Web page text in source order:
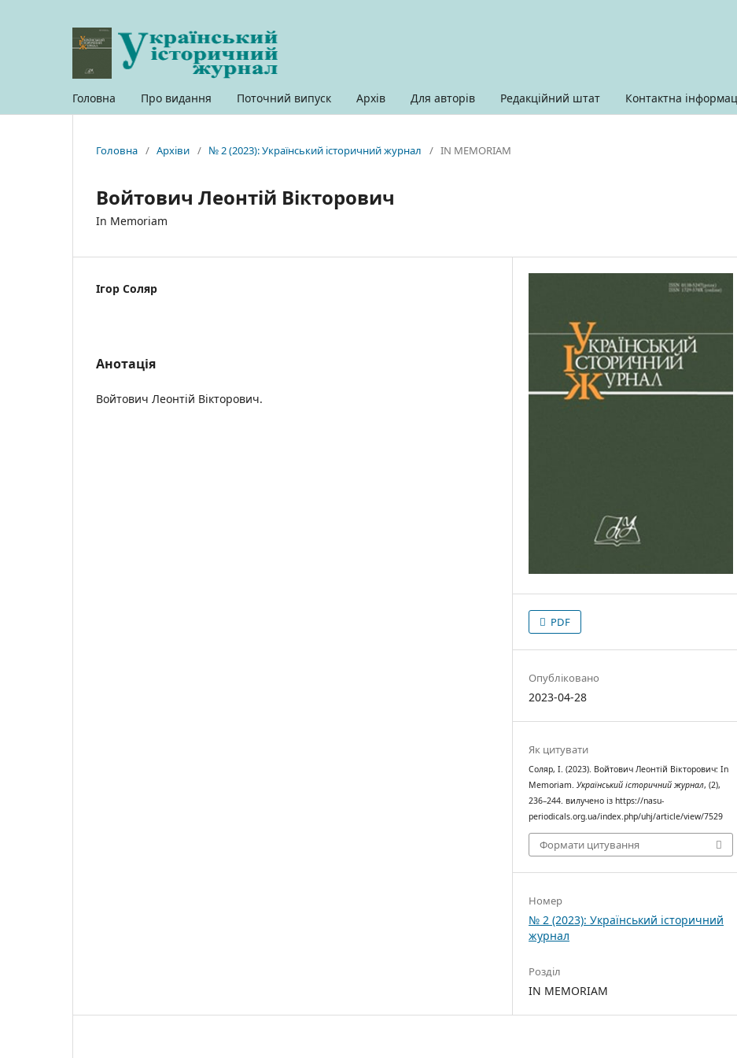
Головна Про видання Поточний випуск Архів Для авторів Редакційний штат Контактна
Головна / Архіви / № 2 (2023): Український історичний журнал / IN MEMORIAM
Войтович Леонтій Вікторович
In Memoriam
Ігор Соляр
Анотація
Войтович Леонтій Вікторович.
PDF
Опубліковано
2023-04-28
Як цитувати
Соляр, І. (2023). Войтович Леонтій Вікторович: In
Memoriam.Український історичний журнал, (2),
236–244. вилучено із https://nasu-
periodicals.org.ua/index.php/uhj/article/view/7529
Формати цитування
Номер
№ 2 (2023): Український історичний
журнал
Розділ
IN MEMORIAM